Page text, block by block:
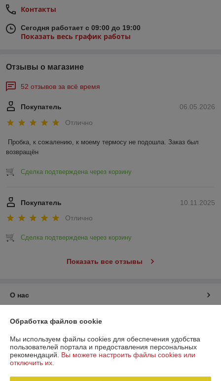
Контакты
Сегодня работает с 09:00 до 19:00
Показать весь график работы
Отзывы о магазине
52 отзывов за всё время
06.05.2026
Покупатель
Отлично
Пробка, к сожалению, к моему термосу не подошла. Заказ был
возвращён
Сделка подтверждена через корзину
10.11.2025
Покупатель
Отлично
Сделка подтверждена через корзину
Показать все отзывы
О нас
Контакты
Доставка и оплата
График работы
Обработка файлов cookie
Мы используем файлы cookies для обеспечения удобства
пользователей портала и предоставления персональных
рекомендаций. Вы можете настроить файлы cookies или
отключить их.